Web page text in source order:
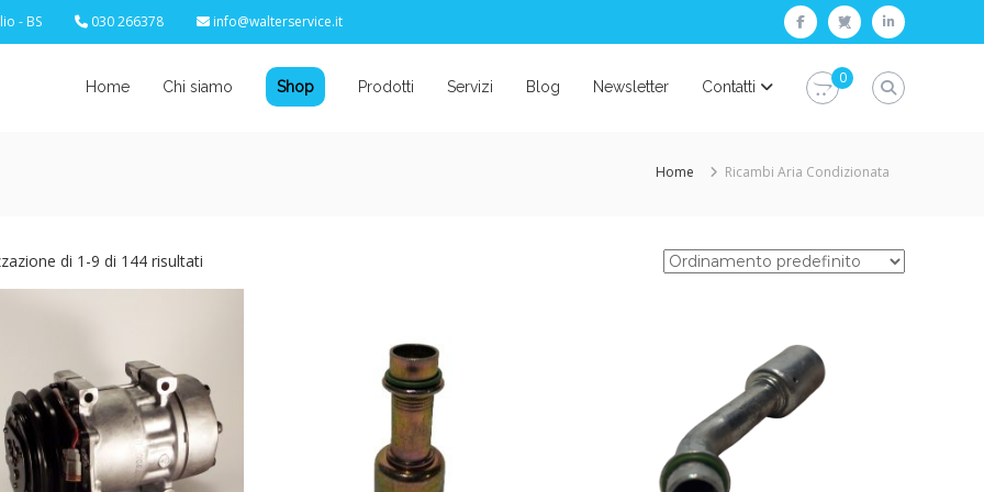
- BS 030 266378 info@walterservice.it facebooktwitterlinkedin
Home Chi siamo Shop Prodotti Servizi Blog Newsletter Contatti
0
Home Ricambi Aria Condizionata
di 1-9 di 144 risultati